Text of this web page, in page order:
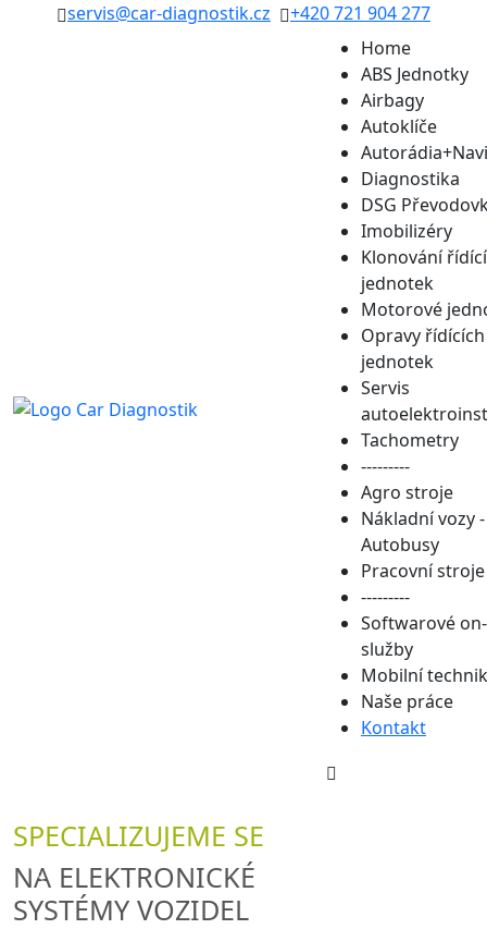
servis@car-diagnostik.cz
+420 721 904 277
Home
ABS Jednotky
Airbagy
Autoklíče
Diagnostika
DSG
Imobilizéry
Klonování
jednotek
Motorové
Opravy řídících
jednotek
Servis
Tachometry
---------
Agro stroje
Nákladní vozy -
Autobusy
Pracovní stroje
---------
Softwarové
služby
Mobilní technik
Naše práce
Kontakt
SPECIALIZUJEME SE
NA ELEKTRONICKÉ
SYSTÉMY VOZIDEL